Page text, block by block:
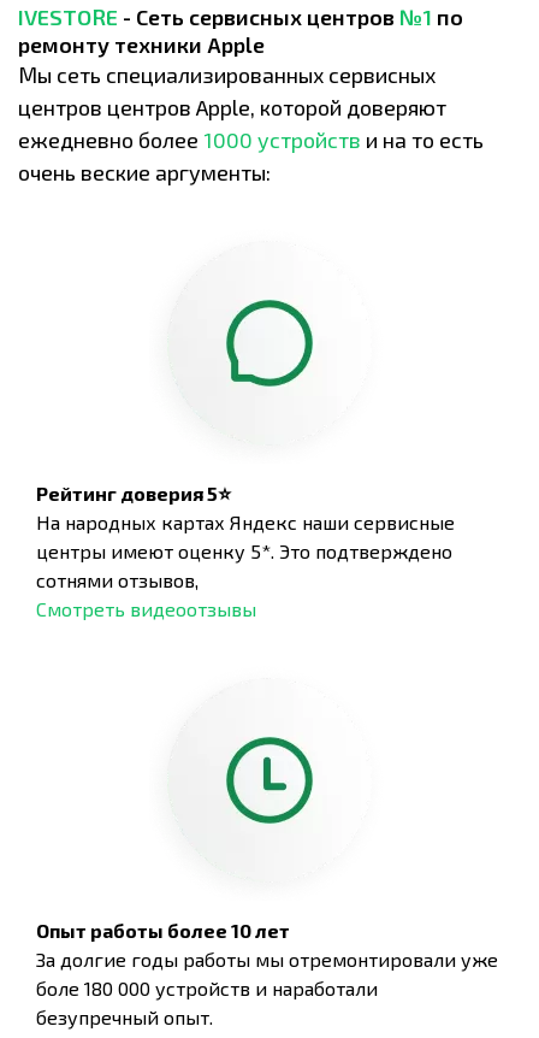
IVESTORE - Сеть сервисных центров №1 по
ремонту техники Apple
Мы сеть специализированных сервисных
центров центров Apple, которой доверяют
ежедневно более 1000 устройств и на то есть
очень веские аргументы:
Рейтинг доверия 5⭐
На народных картах Яндекс наши сервисные
центры имеют оценку 5*. Это подтверждено
сотнями отзывов,
Смотреть видеоотзывы
Опыт работы более 10 лет
За долгие годы работы мы отремонтировали уже
боле 180 000 устройств и наработали
безупречный опыт.